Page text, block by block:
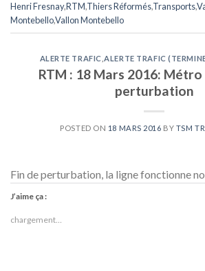
Henri Fresnay,RTM,Thiers Réformés,Transports,
Montebello,Vallon Montebello
ALERTE TRAFIC ,ALERTE TRAFIC
RTM : 18 Mars 2016: Métro
perturbation
POSTED ON 18 MARS 2016 BY TSM
Fin de perturbation, la ligne fonctionne
J’aime ça :
chargement…